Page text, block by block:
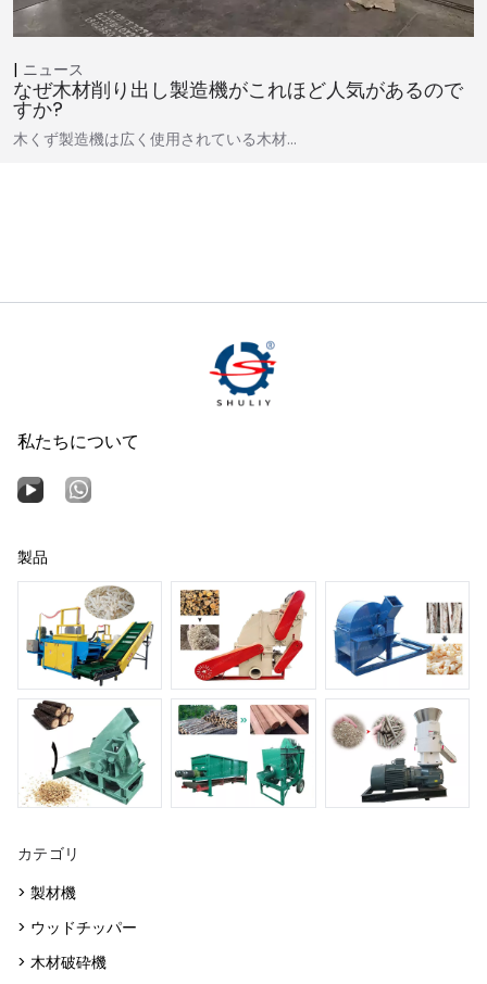
ニュース
なぜ木材削り出し製造機がこれほど人気が​​あるので
すか?
木くず製造機は広く使用されている木材…
私たちについて
製品
カテゴリ
> 製材機
> ウッドチッパー
> 木材破砕機